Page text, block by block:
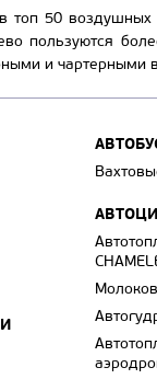
топ 50
пользуются
и